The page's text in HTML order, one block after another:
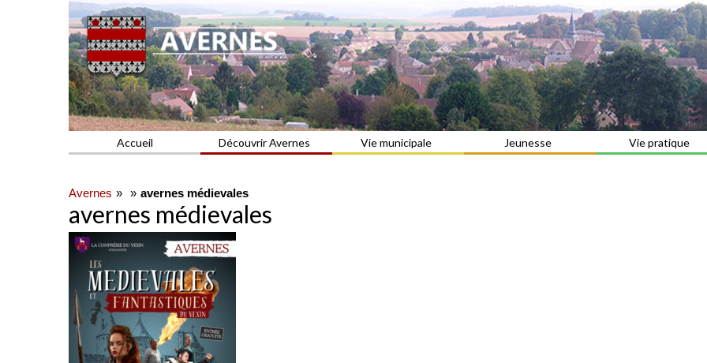
AVERNES
Commune du Val d'Oise
Accueil Découvrir Avernes Vie municipale Jeunesse Vie pratique
Avernes avernes médievales
avernes médievales